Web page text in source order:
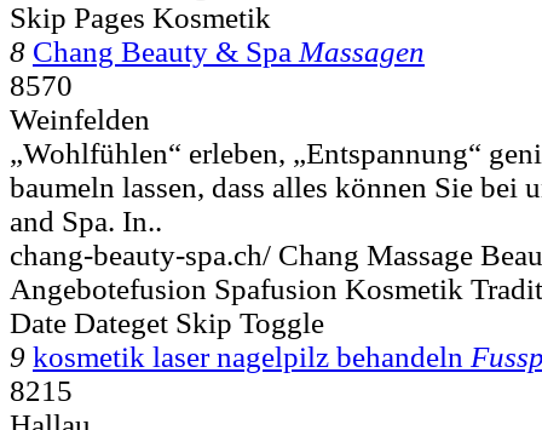
Skip Pages Kosmetik
8 Chang Beauty & Spa Massagen
8570
Weinfelden
„Wohlfühlen“ erleben, „Entspannung“
baumeln lassen, dass alles können Sie bei
and Spa. In..
chang-beauty-spa.ch/ Chang Massage
Angebotefusion Spafusion Kosmetik
Date Dateget Skip Toggle
9 kosmetik laser nagelpilz behandeln
8215